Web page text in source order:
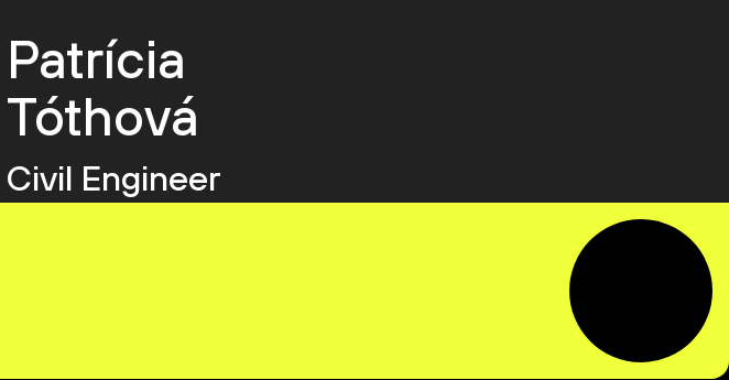
Patrícia
Tóthová
Civil Engineer